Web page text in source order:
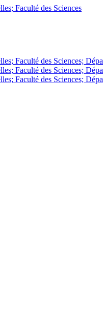
Faculté des Sciences
Faculté des Sciences;
Faculté des Sciences;
Faculté des Sciences;